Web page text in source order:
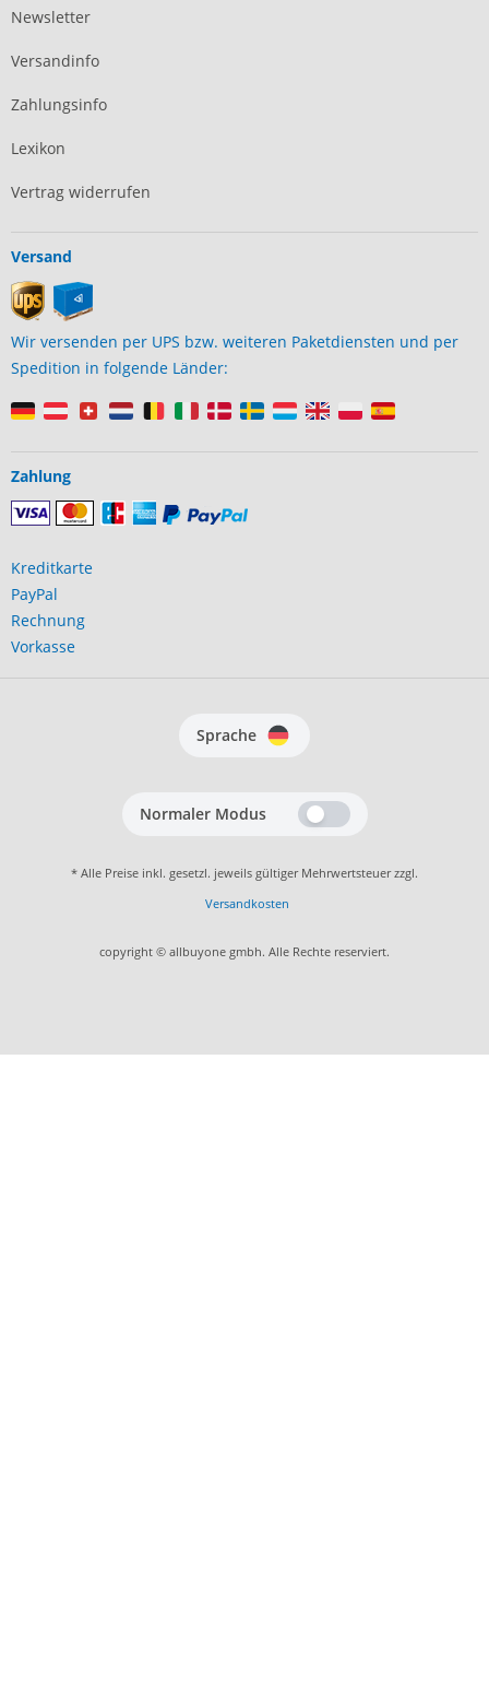
Newsletter
Versandinfo
Zahlungsinfo
Lexikon
Vertrag widerrufen
Versand
Wir versenden per UPS bzw. weiteren Paketdiensten und per
Spedition in folgende Länder:
Zahlung
Kreditkarte
PayPal
Rechnung
Vorkasse
Sprache
Normaler Modus
* Alle Preise inkl. gesetzl. jeweils gültiger Mehrwertsteuer zzgl.
Versandkosten
copyright © allbuyone gmbh. Alle Rechte reserviert.